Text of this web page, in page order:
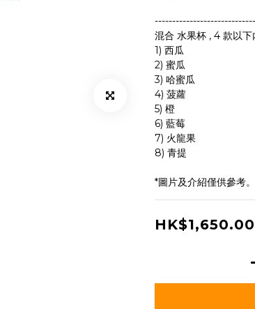
混合 水果杯 , 4 款以
1) 西瓜
2) 蜜瓜
3) 哈蜜瓜
4) 菠蘿
5) 橙
6) 藍莓
7) 火龍果
8) 青提
*圖片及介紹僅供參考。
HK$1,650.00